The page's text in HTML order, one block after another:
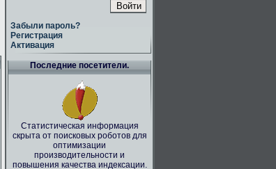
Забыли пароль?
Регистрация
Активация
Последние посетители.
Статистическая информация
скрыта от поисковых роботов для
оптимизации
производительности и
повышения качества индексации.